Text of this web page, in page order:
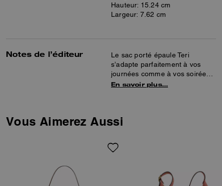
Hauteur: 15.24 cm
Largeur: 7.62 cm
Notes de l’éditeur
Le sac porté épaule Teri
s’adapte parfaitement à vos
journées comme à vos soirées.
Confectionné en daim et cuir
et sa bandoulière amovibles
corps.
En savoir plus…
Vous Aimerez Aussi